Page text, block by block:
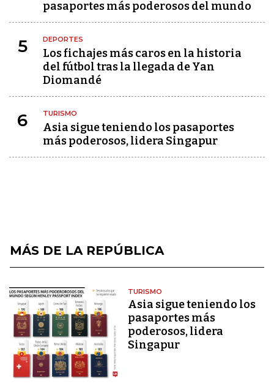
pasaportes más poderosos del mundo
5 DEPORTES
Los fichajes más caros en la historia
del fútbol tras la llegada de Yan
Diomandé
6 TURISMO
Asia sigue teniendo los pasaportes
más poderosos, lidera Singapur
MÁS DE LA REPÚBLICA
TURISMO
Asia sigue teniendo los
pasaportes más
poderosos, lidera
Singapur